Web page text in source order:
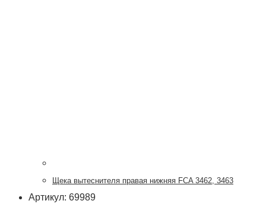
Щека вытеснителя правая нижняя FCA 3462, 3463
Артикул: 69989